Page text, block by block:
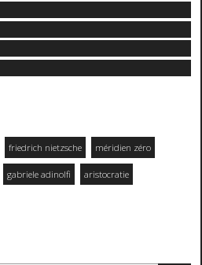
friedrich nietzsche méridien zéro
gabriele adinolfi aristocratie